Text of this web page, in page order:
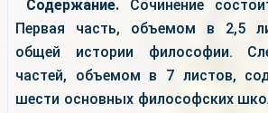
Содержание. Сочинение
Первая часть, объемом в 2,5
общей истории философии.
частей, объемом в 7 листов,
шести основных философских